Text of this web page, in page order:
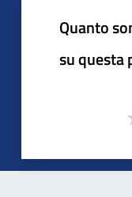
Quanto
su questa